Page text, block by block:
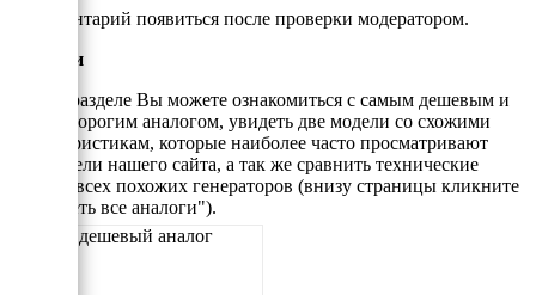
*Комментарий появиться после проверки модератором.
Аналоги
В этом разделе Вы можете ознакомиться с самым дешевым и
самым дорогим аналогом, увидеть две модели со схожими
характеристикам, которые наиболее часто просматривают
посетители нашего сайта, а так же сравнить технические
данные всех похожих генераторов (внизу страницы кликните
"Смотреть все аналоги").
Самый дешевый аналог